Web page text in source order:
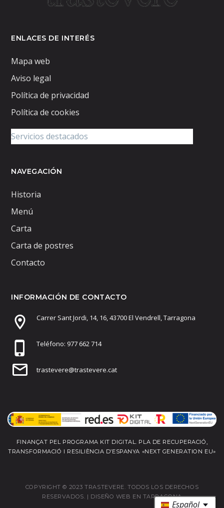
Español
ENLACES DE INTERÉS
Mapa web
Aviso legal
Política de privacidad
Política de cookies
NAVEGACIÓN
Historia
Menú
Carta
Carta de postres
Contacto
INFORMACIÓN DE CONTACTO
Carrer Sant Jordi, 14, 16, 43700 El Vendrell, Tarragona
Teléfono: 977 662 714
trastevere@trastevere.cat
FINANÇAT PEL PROGRAMA KIT DIGITAL. PLA DE RECUPERACIÓ,
TRANSFORMACIÓ I RESILIÈNCIA D’ESPANYA «NEXT GENERATION EU»
COPYRIGHT © 2023 TRASTEVERE. TODOS LOS DERECHOS
RESERVADOS. | DISEÑO WEB EN TARRAGONA